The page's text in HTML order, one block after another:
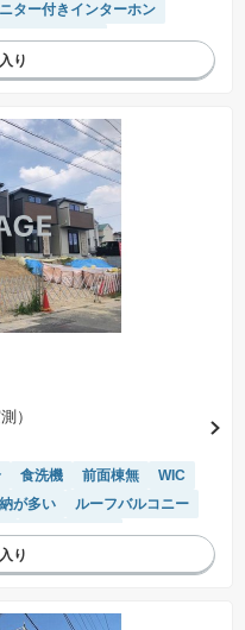
ター付きインターホン
幅が６m以上
）
食洗機 前面棟無
WIC
が多い
ルーフバルコニー
対面キッチン